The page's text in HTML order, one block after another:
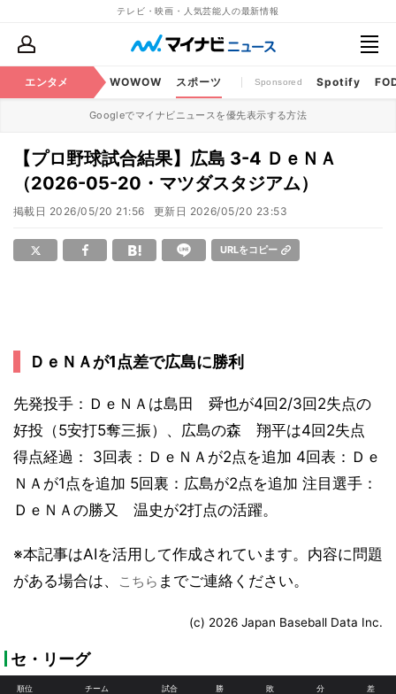
テレビ・映画・人気芸能人の最新情報
エンタメ
・CS番組 WOWOW スポーツ Sponsored Spotify
Googleでマイナビニュースを優先表示する方法
【プロ野球試合結果】広島 3-4 ＤｅＮＡ
（2026-05-20・マツダスタジアム）
掲載日 2026/05/20 21:56 更新日 2026/05/20 23:53
URLをコピー
ＤｅＮＡが1点差で広島に勝利
先発投手：ＤｅＮＡは島田 舜也が4回2/3回2失点の
好投（5安打5奪三振）、広島の森 翔平は4回2失点
得点経過： 3回表：ＤｅＮＡが2点を追加 4回表：Ｄｅ
ＮＡが1点を追加 5回裏：広島が2点を追加 注目選手：
ＤｅＮＡの勝又 温史が2打点の活躍。
※本記事はAIを活用して作成されています。内容に問題
がある場合は、
こちら までご連絡ください。
(c) 2026 Japan Baseball Data Inc.
セ・リーグ
順位 チーム 試合 勝 敗 分 差